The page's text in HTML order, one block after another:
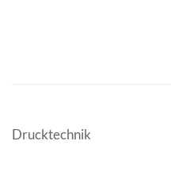
Drucktechnik